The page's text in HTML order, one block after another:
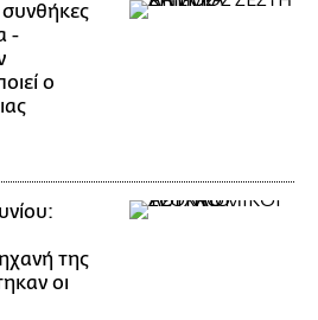
συνθήκες
-
ο
της
οι